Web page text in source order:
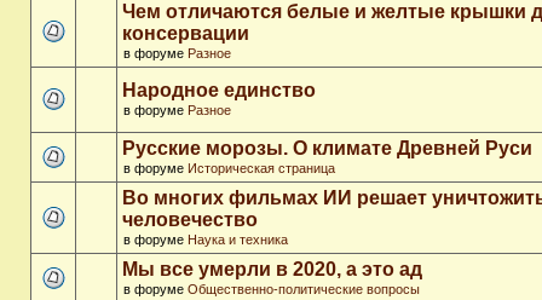
Чем отличаются белые и желтые крышки
консервации
в форуме Разное
Народное единство
в форуме Разное
Русские морозы. О климате Древней Руси
в форуме Историческая страница
Во многих фильмах ИИ решает
человечество
в форуме Наука и техника
Мы все умерли в 2020, а это ад
в форуме Общественно-политические вопросы